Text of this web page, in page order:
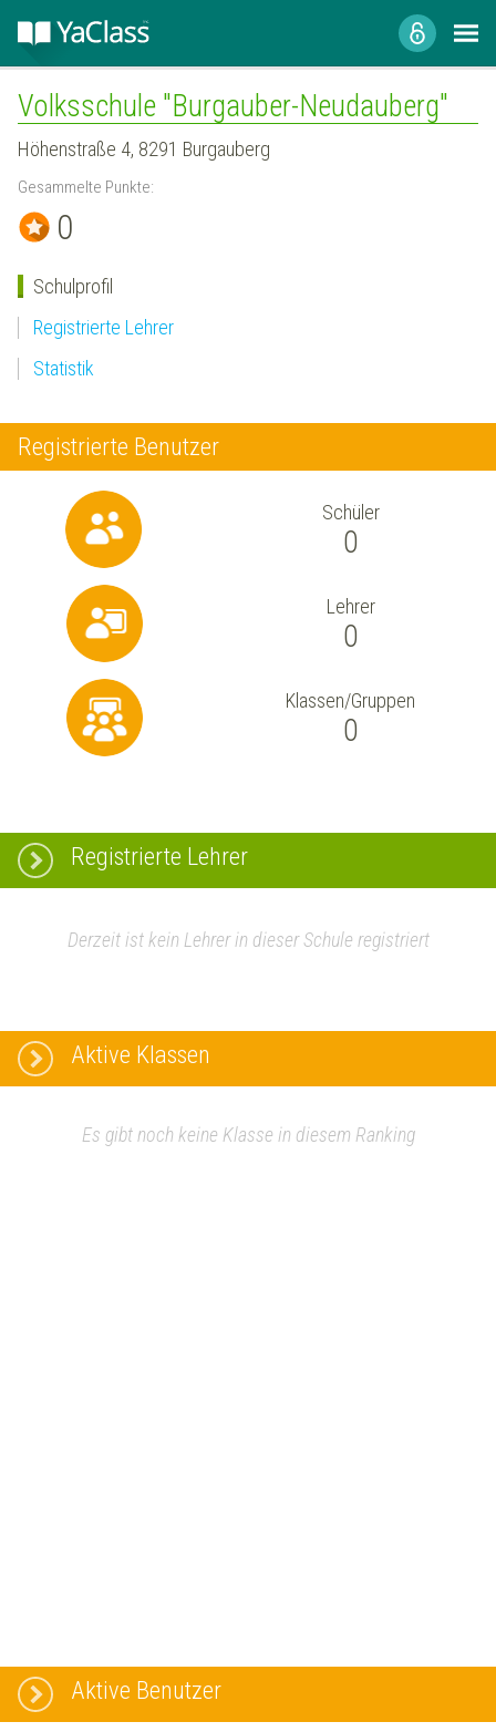
Volksschule "Burgauber-Neudauberg"
Höhenstraße 4, 8291 Burgauberg
Gesammelte Punkte:
0
Schulprofil
Registrierte Lehrer
Statistik
Registrierte Benutzer
Schüler
0
Lehrer
0
Klassen/Gruppen
0
Registrierte Lehrer
Derzeit ist kein Lehrer in dieser Schule registriert
Aktive Klassen
Es gibt noch keine Klasse in diesem Ranking
Aktive Benutzer